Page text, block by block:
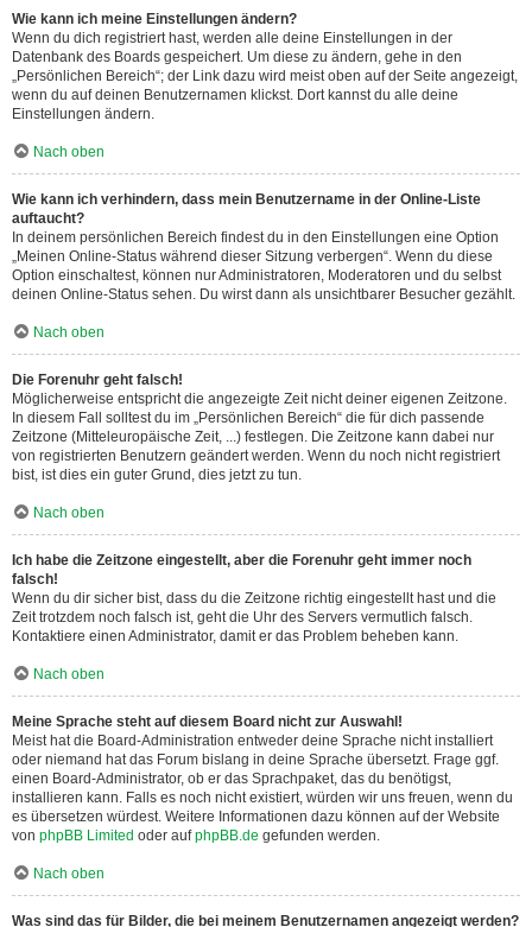
Wie kann ich meine Einstellungen ändern?
Wenn du dich registriert hast, werden alle deine Einstellungen in der
Datenbank des Boards gespeichert. Um diese zu ändern, gehe in den
„Persönlichen Bereich“; der Link dazu wird meist oben auf der Seite angezeigt,
wenn du auf deinen Benutzernamen klickst. Dort kannst du alle deine
Einstellungen ändern.
Nach oben
Wie kann ich verhindern, dass mein Benutzername in der Online-Liste
auftaucht?
In deinem persönlichen Bereich findest du in den Einstellungen eine Option
„Meinen Online-Status während dieser Sitzung verbergen“. Wenn du diese
Option einschaltest, können nur Administratoren, Moderatoren und du selbst
deinen Online-Status sehen. Du wirst dann als unsichtbarer Besucher gezählt.
Nach oben
Die Forenuhr geht falsch!
Möglicherweise entspricht die angezeigte Zeit nicht deiner eigenen Zeitzone.
In diesem Fall solltest du im „Persönlichen Bereich“ die für dich passende
Zeitzone (Mitteleuropäische Zeit, ...) festlegen. Die Zeitzone kann dabei nur
von registrierten Benutzern geändert werden. Wenn du noch nicht registriert
bist, ist dies ein guter Grund, dies jetzt zu tun.
Nach oben
Ich habe die Zeitzone eingestellt, aber die Forenuhr geht immer noch
falsch!
Wenn du dir sicher bist, dass du die Zeitzone richtig eingestellt hast und die
Zeit trotzdem noch falsch ist, geht die Uhr des Servers vermutlich falsch.
Kontaktiere einen Administrator, damit er das Problem beheben kann.
Nach oben
Meine Sprache steht auf diesem Board nicht zur Auswahl!
Meist hat die Board-Administration entweder deine Sprache nicht installiert
oder niemand hat das Forum bislang in deine Sprache übersetzt. Frage ggf.
einen Board-Administrator, ob er das Sprachpaket, das du benötigst,
installieren kann. Falls es noch nicht existiert, würden wir uns freuen, wenn du
es übersetzen würdest. Weitere Informationen dazu können auf der Website
von phpBB Limited oder aufphpBB.de gefunden werden.
Nach oben
Was sind das für Bilder, die bei meinem Benutzernamen angezeigt werden?